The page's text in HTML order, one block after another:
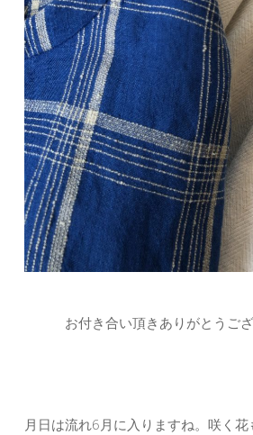
お付き合い頂きありがとうござ
月日は流れ6月に入りますね。咲く花